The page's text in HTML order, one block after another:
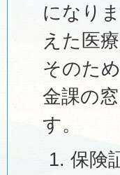
になり
えた医
そのた
金課の
す。
保険